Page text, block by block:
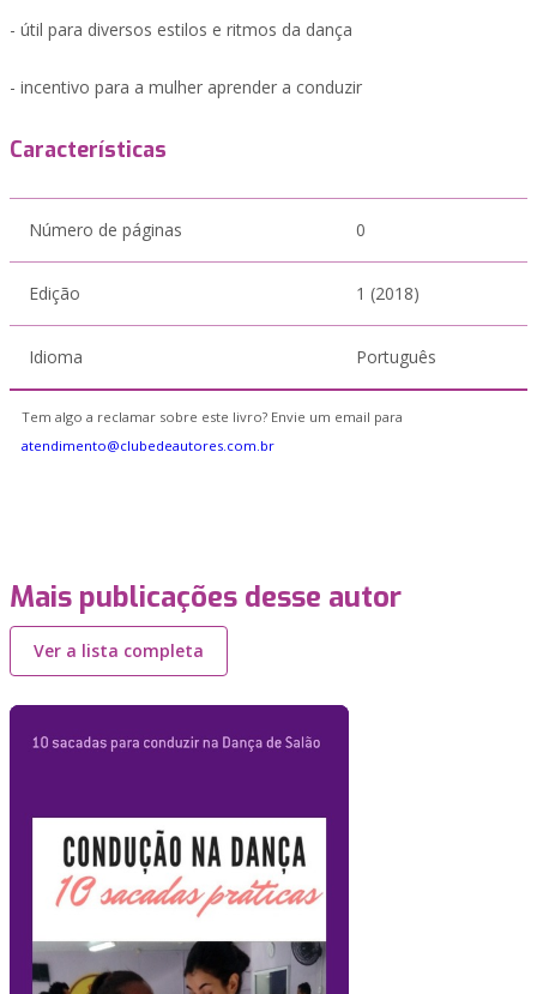
- útil para diversos estilos e ritmos da dança
- incentivo para a mulher aprender a conduzir
Características
Número de páginas 0
Edição 1 (2018)
Idioma Português
Tem algo a reclamar sobre este livro? Envie um email para
atendimento@clubedeautores.com.br
Mais publicações desse autor
Ver a lista completa